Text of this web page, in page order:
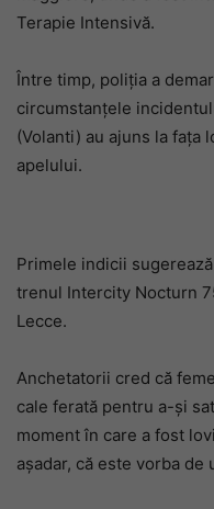
Terapie Intensivă.
Între timp, poliția a
circumstanțele
(Volanti) au ajuns la fața
apelului.
Primele indicii
trenul Intercity Nocturn
Lecce.
Anchetatorii cred că
cale ferată pentru a-și
moment în care a fost
așadar, că este vorba de